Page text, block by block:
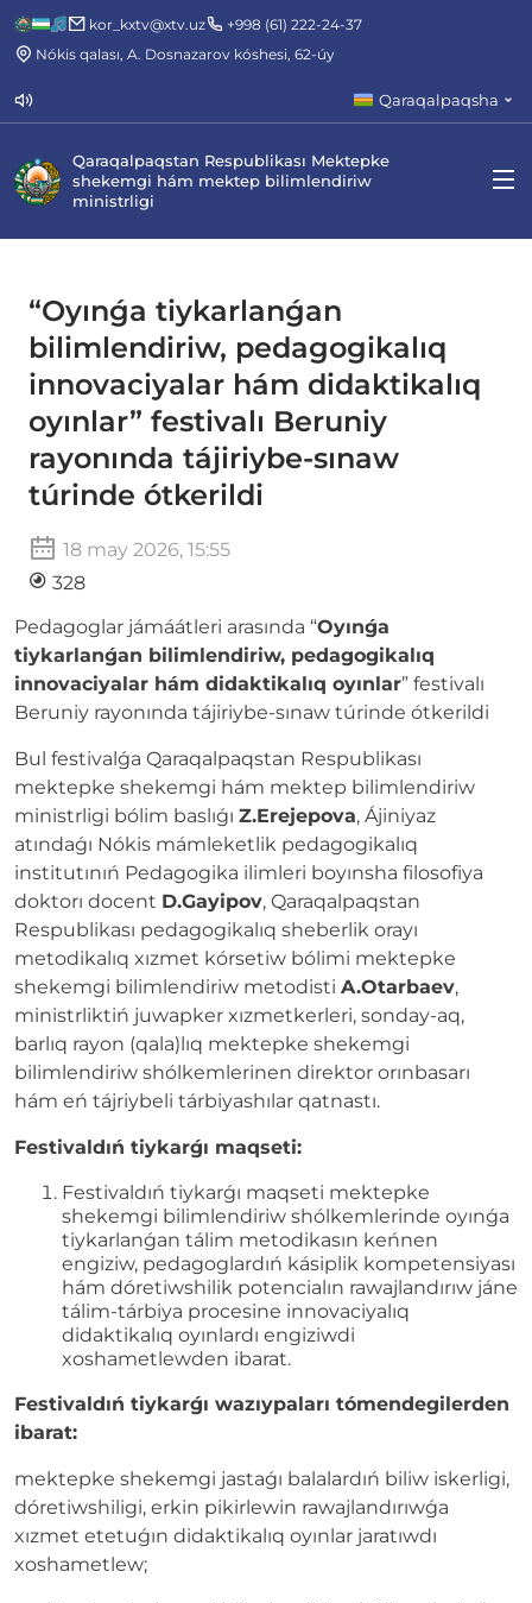
kor_kxtv@xtv.uz
+998 (61) 222-24-37
Nókis qalası, A. Dosnazarov kóshesi, 62-úy
Qaraqalpaqsha
Qaraqalpaqstan Respublikası Mektepke
shekemgi hám mektep bilimlendiriw
ministrligi
“Oyınǵa tiykarlanǵan
bilimlendiriw, pedagogikalıq
innovaciyalar hám didaktikalıq
oyınlar” festivalı Beruniy
rayonında tájiriybe-sınaw
túrinde ótkerildi
18 may 2026, 15:55
328
Pedagoglar jámáátleri arasında “Oyınǵa
tiykarlanǵan bilimlendiriw, pedagogikalıq
innovaciyalar hám didaktikalıq oyınlar” festivalı
Beruniy rayonında tájiriybe-sınaw túrinde ótkerildi
Bul festivalǵa Qaraqalpaqstan Respublikası
mektepke shekemgi hám mektep bilimlendiriw
ministrligi bólim baslıǵı Z.Erejepova, Ájiniyaz
atındaǵı Nókis mámleketlik pedagogikalıq
institutınıń Pedagogika ilimleri boyınsha filosofiya
doktorı docent D.Gayipov, Qaraqalpaqstan
Respublikası pedagogikalıq sheberlik orayı
metodikalıq xızmet kórsetiw bólimi mektepke
shekemgi bilimlendiriw metodisti A.Otarbaev,
ministrliktiń juwapker xızmetkerleri, sonday-aq,
barlıq rayon (qala)lıq mektepke shekemgi
bilimlendiriw shólkemlerinen direktor orınbasarı
hám eń tájriybeli tárbiyashılar qatnastı.
Festivaldıń tiykarǵı maqseti:
Festivaldıń tiykarǵı maqseti mektepke
shekemgi bilimlendiriw shólkemlerinde oyınǵa
tiykarlanǵan tálim metodikasın keńnen
engiziw, pedagoglardıń kásiplik kompetensiyası
hám dóretiwshilik potencialın rawajlandırıw jáne
tálim-tárbiya procesine innovaciyalıq
didaktikalıq oyınlardı engiziwdi
xoshametlewden ibarat.
Festivaldıń tiykarǵı wazıypaları tómendegilerden
ibarat:
mektepke shekemgi jastaǵı balalardıń biliw iskerligi,
dóretiwshiligi, erkin pikirlewin rawajlandırıwǵa
xızmet etetuǵın didaktikalıq oyınlar jaratıwdı
xoshametlew;